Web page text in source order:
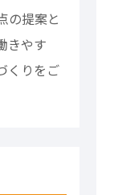
の提案と
きやす
くりをご